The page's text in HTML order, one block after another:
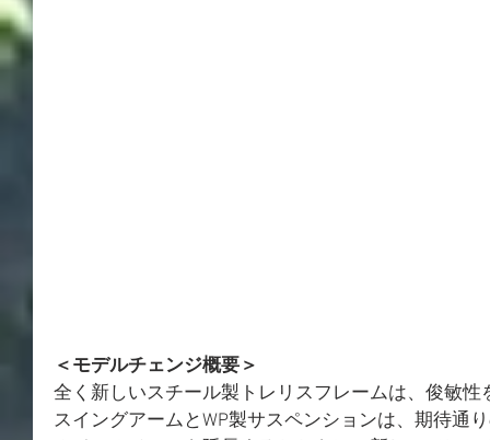
＜モデルチェンジ概要＞
全く新しいスチール製トレリスフレームは、俊敏
スイングアームとWP製サスペンションは、期待通